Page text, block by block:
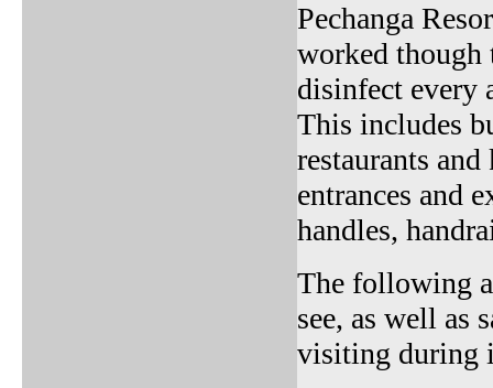
Pechanga
worked though
disinfect every
This includes
restaurants
entrances and
handles,
The following
see, as well as
visiting during